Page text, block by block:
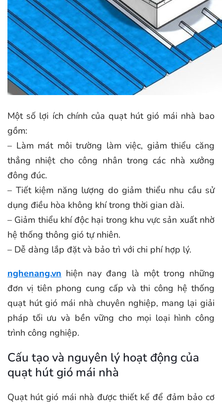
Một số lợi ích chính của quạt hút gió mái nhà bao
gồm:
– Làm mát môi trường làm việc, giảm thiểu căng
thẳng nhiệt cho công nhân trong các nhà xưởng
đông đúc.
– Tiết kiệm năng lượng do giảm thiểu nhu cầu sử
dụng điều hòa không khí trong thời gian dài.
– Giảm thiểu khí độc hại trong khu vực sản xuất nhờ
hệ thống thông gió tự nhiên.
– Dễ dàng lắp đặt và bảo trì với chi phí hợp lý.
nghenang.vn hiện nay đang là một trong những
đơn vị tiên phong cung cấp và thi công hệ thống
quạt hút gió mái nhà chuyên nghiệp, mang lại giải
pháp tối ưu và bền vững cho mọi loại hình công
trình công nghiệp.
Cấu tạo và nguyên lý hoạt động của
quạt hút gió mái nhà
Quạt hút gió mái nhà được thiết kế để đảm bảo cơ